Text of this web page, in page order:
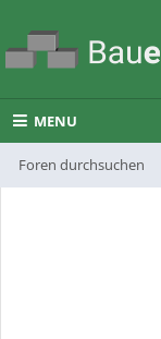
MENU
Foren durchsuchen